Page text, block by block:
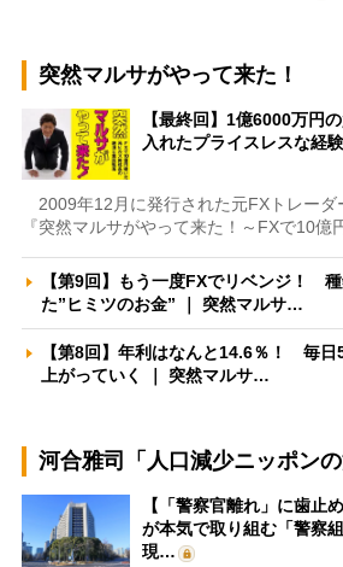
突然マルサがやって来た！
【最終回】1億6000万円
入れたプライスレスな経
2009年12月に発行された元FXトレーダ
『突然マルサがやって来た！～FXで10億
【第9回】もう一度FXでリベンジ！
た”ヒミツのお金” ｜ 突然マルサ…
【第8回】年利はなんと14.6％！ 毎日
上がっていく ｜ 突然マルサ…
河合雅司「人口減少ニッポンの
【「警察官離れ」に歯止
が本気で取り組む「警察
現…